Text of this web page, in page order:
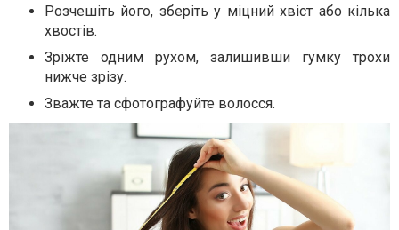
Розчешіть його, зберіть у міцний хвіст або кілька
хвостів.
Зріжте одним рухом, залишивши гумку трохи
нижче зрізу.
Зважте та сфотографуйте волосся.